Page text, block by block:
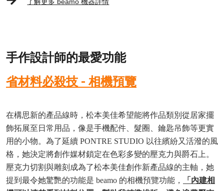
手作設計師的最愛功能
省材料必殺技 - 相機預覽
在構思新的產品線時，松本美佳希望能將作品類別從居家擺
飾拓展至日常用品，像是手機配件、髮圈、鑰匙吊飾等更實
用的小物。為了延續 PONTRE STUDIO 以往繽紛又活潑的風
格，她決定將創作媒材鎖定在色彩多變的壓克力與爵石上。
壓克力切割與雕刻成為了松本美佳創作新產品線的主軸，她
提到最令她驚艷的功能是 beamo 的相機預覽功能，
「內建相